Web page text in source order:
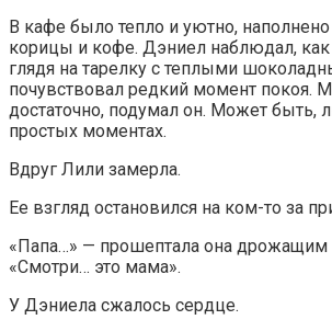
В кафе было тепло и уютно,
корицы и кофе. Дэниел наблюдал, как
глядя на тарелку с теплыми
почувствовал редкий момент покоя.
достаточно, подумал он. Может быть,
простых моментах.
Вдруг Лили замерла.
Ее взгляд остановился на ком-то за
«Папа…» — прошептала она дрожащим
«Смотри… это мама».
У Дэниела сжалось сердце.